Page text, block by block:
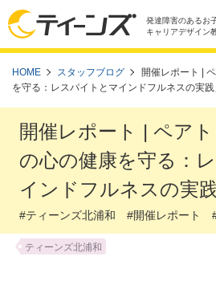
発達障害のあるお
キャリアデザイン
HOME スタッフブログ
開催レポート |
を守る：レスパイトとマインドフルネスの実践
開催レポート | ペア
の心の健康を守る：
インドフルネスの実践
#ティーンズ北浦和 #開催レポート
ティーンズ北浦和